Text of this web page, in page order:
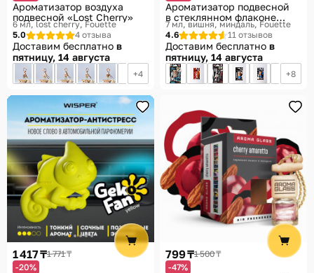
Ароматизатор воздуха
подвесной «Lost Cherry»
6 мл, lost cherry Fouette
5.0
4 отзыва
Доставим бесплатно в
пятницу, 14 августа
4
Ароматизатор подвесной
в стеклянном флаконе
«Вишня & миндаль»
7 мл, вишня, миндаль Fouette
4.6
11 отзывов
Доставим бесплатно в
пятницу, 14 августа
8
1 417 ₸1 771 ₸
-20%
799 ₸1 500 ₸
-47%